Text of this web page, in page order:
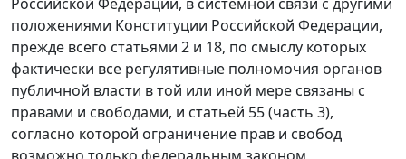
Российской Федерации, в системной связи с другими
положениями Конституции Российской Федерации,
прежде всего статьями 2 и 18, по смыслу которых
фактически все регулятивные полномочия органов
публичной власти в той или иной мере связаны с
правами и свободами, и статьей 55 (часть 3),
согласно которой ограничение прав и свобод